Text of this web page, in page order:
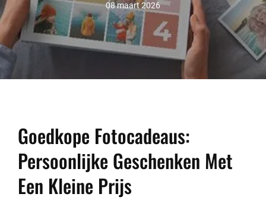
08 maart 2026
Goedkope Fotocadeaus:
Persoonlijke Geschenken Met
Een Kleine Prijs